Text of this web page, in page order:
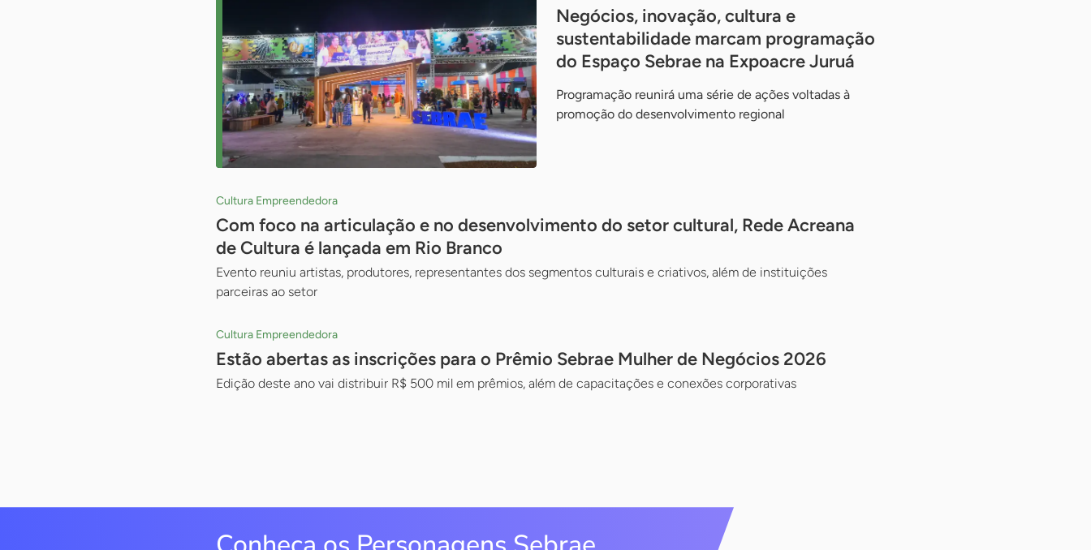
Negócios, inovação, cultura e
sustentabilidade marcam programação
do Espaço Sebrae na Expoacre Juruá
Programação reunirá uma série de ações voltadas à
promoção do desenvolvimento regional
Cultura Empreendedora
Com foco na articulação e no desenvolvimento do setor cultural, Rede Acreana
de Cultura é lançada em Rio Branco
Evento reuniu artistas, produtores, representantes dos segmentos culturais e criativos, além de instituições
parceiras ao setor
Cultura Empreendedora
Estão abertas as inscrições para o Prêmio Sebrae Mulher de Negócios 2026
Edição deste ano vai distribuir R$ 500 mil em prêmios, além de capacitações e conexões corporativas